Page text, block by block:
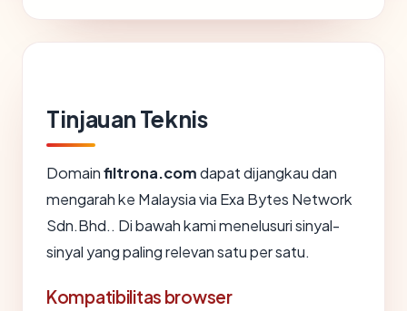
Tinjauan Teknis
Domainfiltrona.comdapat dijangkau dan
mengarah ke Malaysia via Exa Bytes Network
Sdn.Bhd.. Di bawah kami menelusuri sinyal-
sinyal yang paling relevan satu per satu.
Kompatibilitas browser